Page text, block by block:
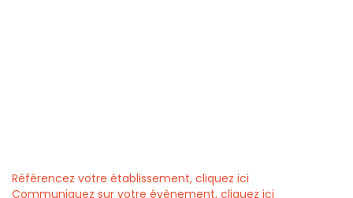
Référencez votre établissement, cliquez ici
Communiquez sur votre évènement, cliquez ici